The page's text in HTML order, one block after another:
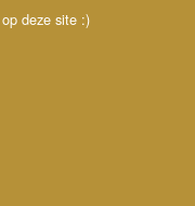
deze site :)